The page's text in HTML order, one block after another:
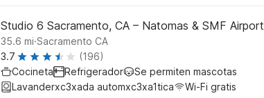
Studio 6 Sacramento, CA – Natomas & SMF Airport
35.6 mi.Sacramento CA
3.7
(196)
Cocineta
Refrigerador
Se permiten mascotas
Lavanderxc3xada automxc3xa1tica
Wi-Fi gratis